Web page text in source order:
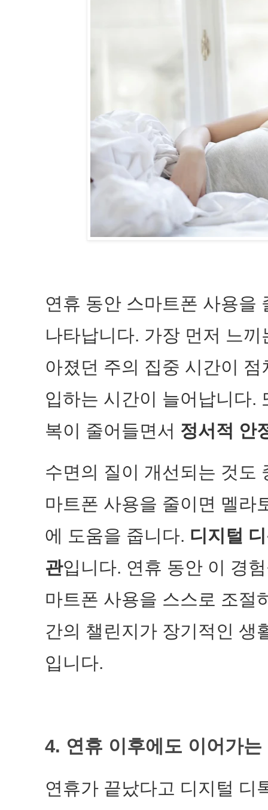
연휴 동안 스마트폰 사용을
나타납니다. 가장 먼저 느
아졌던 주의 집중 시간이
입하는 시간이 늘어납니다.
복이 줄어들면서 정서적 안
수면의 질이 개선되는 것도
마트폰 사용을 줄이면 멜라
에 도움을 줍니다. 디지털
관입니다. 연휴 동안 이 경
마트폰 사용을 스스로 조절
간의 챌린지가 장기적인 생
입니다.
4. 연휴 이후에도 이어가
연휴가 끝났다고 디지털 디